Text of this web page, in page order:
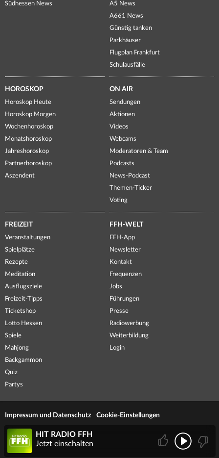
Südhessen News
A5 News
A661 News
Günstig tanken
Parkhäuser
Flugplan Frankfurt
Schulausfälle
HOROSKOP
Horoskop Heute
Horoskop Morgen
Wochenhoroskop
Monatshoroskop
Jahreshoroskop
Partnerhoroskop
Aszendent
ON AIR
Sendungen
Aktionen
Videos
Webcams
Moderatoren & Team
Podcasts
News-Podcast
Themen-Ticker
Voting
FREIZEIT
Veranstaltungen
Spielplätze
Rezepte
Meditation
Ausflugsziele
Freizeit-Tipps
Ticketshop
Lotto Hessen
Spiele
Mahjong
Backgammon
Quiz
Partys
FFH-WELT
FFH-App
Newsletter
Kontakt
Frequenzen
Jobs
Führungen
Presse
Radiowerbung
Weiterbildung
Login
Impressum und Datenschutz Cookie-Einstellungen
HIT RADIO FFH
Jetzt einschalten